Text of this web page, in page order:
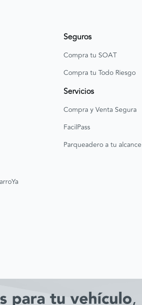
Seguros
Compra tu SOAT
Compra tu Todo Riesgo
Servicios
Compra y Venta Segura
FacilPass
Parqueadero a tu alcance